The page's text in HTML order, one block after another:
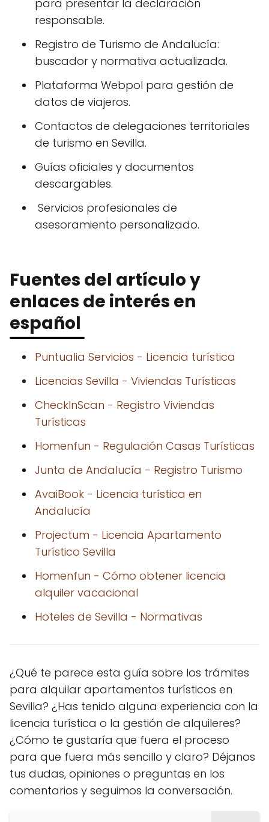
para presentar la declaración
responsable.
Registro de Turismo de Andalucía:
buscador y normativa actualizada.
Plataforma Webpol para gestión de
datos de viajeros.
Contactos de delegaciones territoriales
de turismo en Sevilla.
Guías oficiales y documentos
descargables.
‍ Servicios profesionales de
asesoramiento personalizado.
Fuentes del artículo y
enlaces de interés en
español
Puntualia Servicios - Licencia turística
Licencias Sevilla - Viviendas Turísticas
CheckInScan - Registro Viviendas
Turísticas
Homenfun - Regulación Casas Turísticas
Junta de Andalucía - Registro Turismo
AvaiBook - Licencia turística en
Andalucía
Projectum - Licencia Apartamento
Turístico Sevilla
Homenfun - Cómo obtener licencia
alquiler vacacional
Hoteles de Sevilla - Normativas
¿Qué te parece esta guía sobre los trámites
para alquilar apartamentos turísticos en
Sevilla? ¿Has tenido alguna experiencia con la
licencia turística o la gestión de alquileres?
¿Cómo te gustaría que fuera el proceso
para que fuera más sencillo y claro? Déjanos
tus dudas, opiniones o preguntas en los
comentarios y seguimos la conversación.